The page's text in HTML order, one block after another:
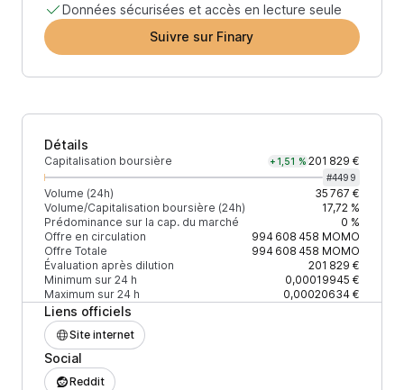
Données sécurisées et accès en lecture seule
Suivre sur Finary
Détails
Capitalisation boursière +1,51 % 201 829 €
#4499
Volume (24h)
35 767 €
Volume/Capitalisation boursière (24h)
17,72 %
Prédominance sur la cap. du marché
0 %
Offre en circulation
994 608 458 MOMO
Offre Totale
994 608 458 MOMO
Évaluation après dilution
201 829 €
Minimum sur 24 h
0,00019945 €
Maximum sur 24 h
0,00020634 €
Liens officiels
Site internet
Social
Reddit